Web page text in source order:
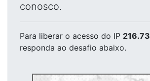
conosco.
Para liberar o acesso do IP
responda ao desafio abaixo.